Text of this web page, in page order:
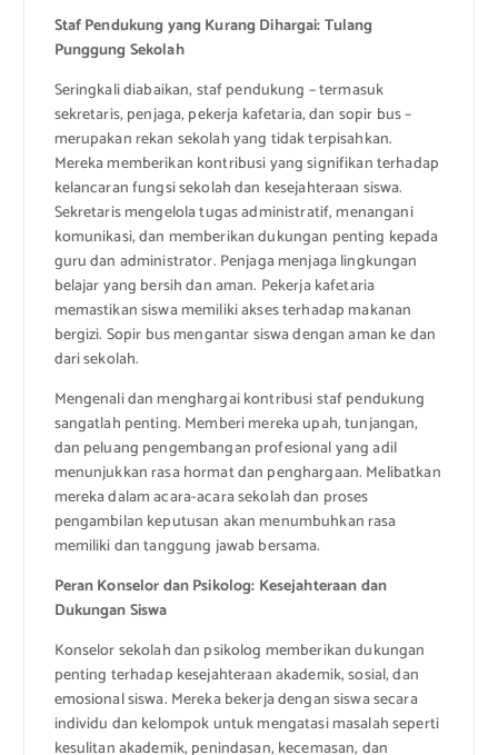
Staf Pendukung yang Kurang Dihargai: Tulang
Punggung Sekolah
Seringkali diabaikan, staf pendukung – termasuk
sekretaris, penjaga, pekerja kafetaria, dan sopir bus –
merupakan rekan sekolah yang tidak terpisahkan.
Mereka memberikan kontribusi yang signifikan terhadap
kelancaran fungsi sekolah dan kesejahteraan siswa.
Sekretaris mengelola tugas administratif, menangani
komunikasi, dan memberikan dukungan penting kepada
guru dan administrator. Penjaga menjaga lingkungan
belajar yang bersih dan aman. Pekerja kafetaria
memastikan siswa memiliki akses terhadap makanan
bergizi. Sopir bus mengantar siswa dengan aman ke dan
dari sekolah.
Mengenali dan menghargai kontribusi staf pendukung
sangatlah penting. Memberi mereka upah, tunjangan,
dan peluang pengembangan profesional yang adil
menunjukkan rasa hormat dan penghargaan. Melibatkan
mereka dalam acara-acara sekolah dan proses
pengambilan keputusan akan menumbuhkan rasa
memiliki dan tanggung jawab bersama.
Peran Konselor dan Psikolog: Kesejahteraan dan
Dukungan Siswa
Konselor sekolah dan psikolog memberikan dukungan
penting terhadap kesejahteraan akademik, sosial, dan
emosional siswa. Mereka bekerja dengan siswa secara
individu dan kelompok untuk mengatasi masalah seperti
kesulitan akademik, penindasan, kecemasan, dan